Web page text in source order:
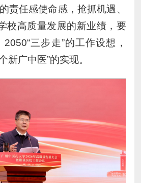
责任感使命感，抢抓机遇、
校高质量发展的新业绩，要
三步走”的工作设想，
新广中医”的实现。